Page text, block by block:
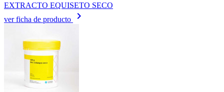
EXTRACTO EQUISETO SECO
ver ficha de producto
keyboard_arrow_right